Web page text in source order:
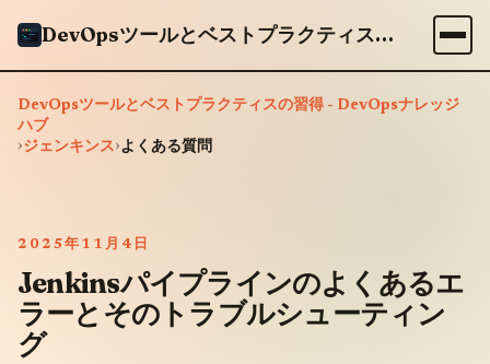
DevOpsツールとベストプラクティスの習得 - DevOpsナレッジハブ
DevOpsツールとベストプラクティスの習得 - DevOpsナレッジ
ハブ
›ジェンキンス›よくある質問
2025年11月4日
Jenkinsパイプラインのよくあるエ
ラーとそのトラブルシューティン
グ